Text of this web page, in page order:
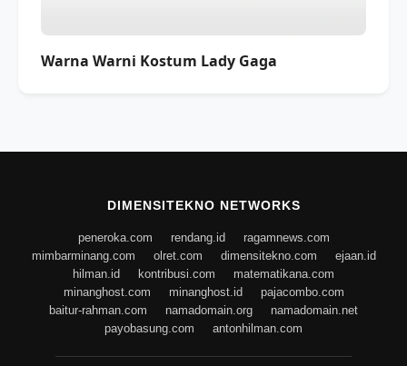
Warna Warni Kostum Lady Gaga
DIMENSITEKNO NETWORKS
peneroka.com rendang.id
ragamnews.com
mimbarminang.com
olret.com dimensitekno.com
ejaan.id
hilman.id
kontribusi.com
matematikana.com
minanghost.com
minanghost.id
pajacombo.com
baitur-rahman.com
namadomain.org
namadomain.net
payobasung.com
antonhilman.com